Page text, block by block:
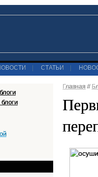
СТАТЬИ
Главная //